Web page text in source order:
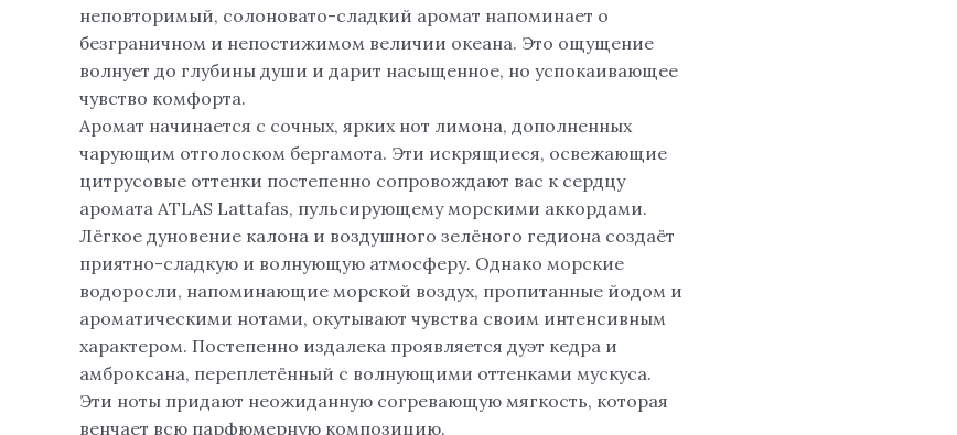
неповторимый, солоновато-сладкий аромат напоминает о
безграничном и непостижимом величии океана. Это ощущение
волнует до глубины души и дарит насыщенное, но успокаивающее
чувство комфорта.
Аромат начинается с сочных, ярких нот лимона, дополненных
чарующим отголоском бергамота. Эти искрящиеся, освежающие
цитрусовые оттенки постепенно сопровождают вас к сердцу
аромата ATLAS Lattafas, пульсирующему морскими аккордами.
Лёгкое дуновение калона и воздушного зелёного гедиона создаёт
приятно-сладкую и волнующую атмосферу. Однако морские
водоросли, напоминающие морской воздух, пропитанные йодом и
ароматическими нотами, окутывают чувства своим интенсивным
характером. Постепенно издалека проявляется дуэт кедра и
амброксана, переплетённый с волнующими оттенками мускуса.
Эти ноты придают неожиданную согревающую мягкость, которая
венчает всю парфюмерную композицию.